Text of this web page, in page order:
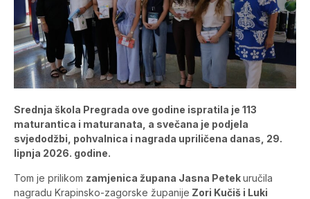
Srednja škola Pregrada ove godine ispratila je 113
maturantica i maturanata, a svečana je podjela
svjedodžbi, pohvalnica i nagrada upriličena danas, 29.
lipnja 2026. godine.
Tom je prilikom zamjenica župana Jasna Petekuručila
nagradu Krapinsko-zagorske županije Zori Kučiš i Luki